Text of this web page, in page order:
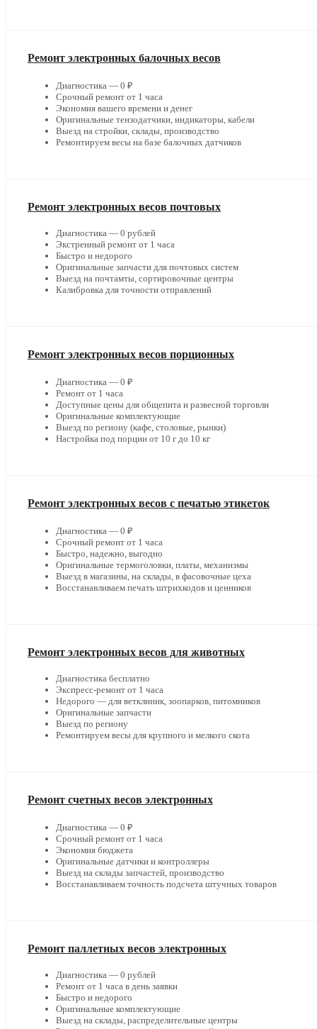
Ремонт электронных балочных весов
Диагностика — 0 ₽
Срочный ремонт от 1 часа
Экономия вашего времени и денег
Оригинальные тензодатчики, индикаторы, кабели
Выезд на стройки, склады, производство
Ремонтируем весы на базе балочных датчиков
Ремонт электронных весов почтовых
Диагностика — 0 рублей
Экстренный ремонт от 1 часа
Быстро и недорого
Оригинальные запчасти для почтовых систем
Выезд на почтамты, сортировочные центры
Калибровка для точности отправлений
Ремонт электронных весов порционных
Диагностика — 0 ₽
Ремонт от 1 часа
Доступные цены для общепита и развесной торговли
Оригинальные комплектующие
Выезд по региону (кафе, столовые, рынки)
Настройка под порции от 10 г до 10 кг
Ремонт электронных весов с печатью этикеток
Диагностика — 0 ₽
Срочный ремонт от 1 часа
Быстро, надежно, выгодно
Оригинальные термоголовки, платы, механизмы
Выезд в магазины, на склады, в фасовочные цеха
Восстанавливаем печать штрихкодов и ценников
Ремонт электронных весов для животных
Диагностика бесплатно
Экспресс-ремонт от 1 часа
Недорого — для ветклиник, зоопарков, питомников
Оригинальные запчасти
Выезд по региону
Ремонтируем весы для крупного и мелкого скота
Ремонт счетных весов электронных
Диагностика — 0 ₽
Срочный ремонт от 1 часа
Экономия бюджета
Оригинальные датчики и контроллеры
Выезд на склады запчастей, производство
Восстанавливаем точность подсчета штучных товаров
Ремонт паллетных весов электронных
Диагностика — 0 рублей
Ремонт от 1 часа в день заявки
Быстро и недорого
Оригинальные комплектующие
Выезд на склады, распределительные центры